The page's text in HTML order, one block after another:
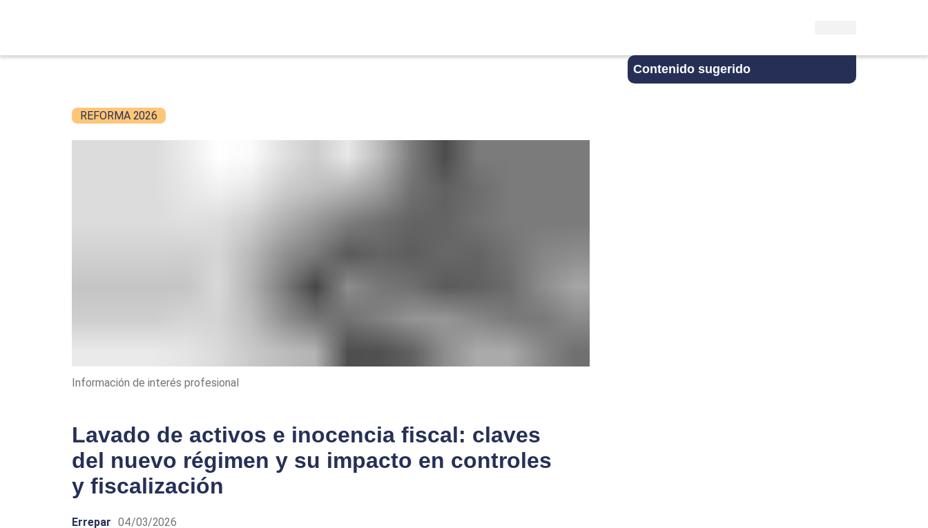
Contenido sugerido
REFORMA 2026
Información de interés profesional
Lavado de activos e inocencia fiscal: claves
del nuevo régimen y su impacto en controles
y fiscalización
Errepar 04/03/2026